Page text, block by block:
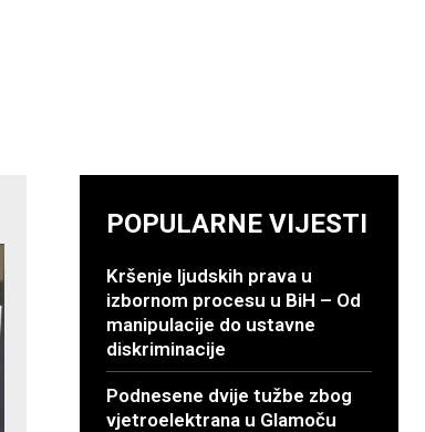
POPULARNE VIJESTI
Kršenje ljudskih prava u
izbornom procesu u BiH – Od
manipulacije do ustavne
diskriminacije
Podnesene dvije tužbe zbog
vjetroelektrana u Glamoču